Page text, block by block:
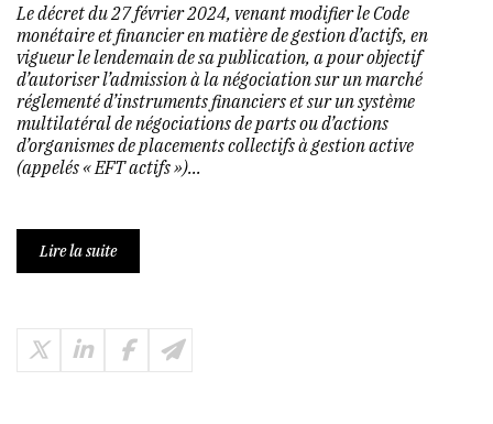
Le décret du 27 février 2024, venant modifier le Code
monétaire et financier en matière de gestion d’actifs, en
vigueur le lendemain de sa publication, a pour objectif
d’autoriser l’admission à la négociation sur un marché
réglementé d’instruments financiers et sur un système
multilatéral de négociations de parts ou d’actions
d’organismes de placements collectifs à gestion active
(appelés « EFT actifs »)...
Lire la suite